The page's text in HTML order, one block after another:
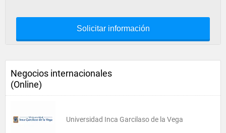
Solicitar información
Negocios internacionales
(Online)
Universidad Inca Garcilaso de la Vega